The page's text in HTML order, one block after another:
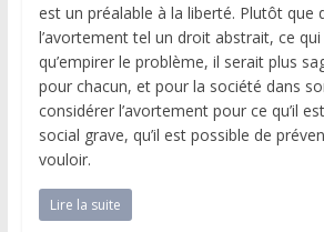
est un préalable à la liberté. Plutôt que
l’avortement tel un droit abstrait, ce
qu’empirer le problème, il serait plus
pour chacun, et pour la société dans
considérer l’avortement pour ce qu’il
social grave, qu’il est possible de
vouloir.
Lire la suite